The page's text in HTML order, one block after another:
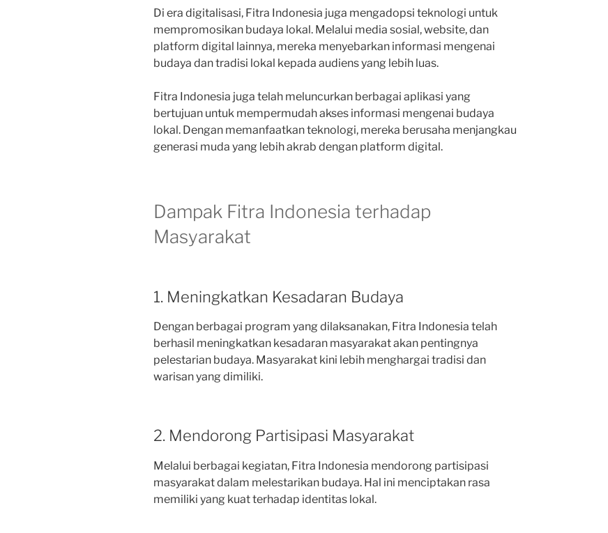
Di era digitalisasi, Fitra Indonesia juga mengadopsi teknologi untuk
mempromosikan budaya lokal. Melalui media sosial, website, dan
platform digital lainnya, mereka menyebarkan informasi mengenai
budaya dan tradisi lokal kepada audiens yang lebih luas.
Fitra Indonesia juga telah meluncurkan berbagai aplikasi yang
bertujuan untuk mempermudah akses informasi mengenai budaya
lokal. Dengan memanfaatkan teknologi, mereka berusaha menjangkau
generasi muda yang lebih akrab dengan platform digital.
Dampak Fitra Indonesia terhadap
Masyarakat
1. Meningkatkan Kesadaran Budaya
Dengan berbagai program yang dilaksanakan, Fitra Indonesia telah
berhasil meningkatkan kesadaran masyarakat akan pentingnya
pelestarian budaya. Masyarakat kini lebih menghargai tradisi dan
warisan yang dimiliki.
2. Mendorong Partisipasi Masyarakat
Melalui berbagai kegiatan, Fitra Indonesia mendorong partisipasi
masyarakat dalam melestarikan budaya. Hal ini menciptakan rasa
memiliki yang kuat terhadap identitas lokal.